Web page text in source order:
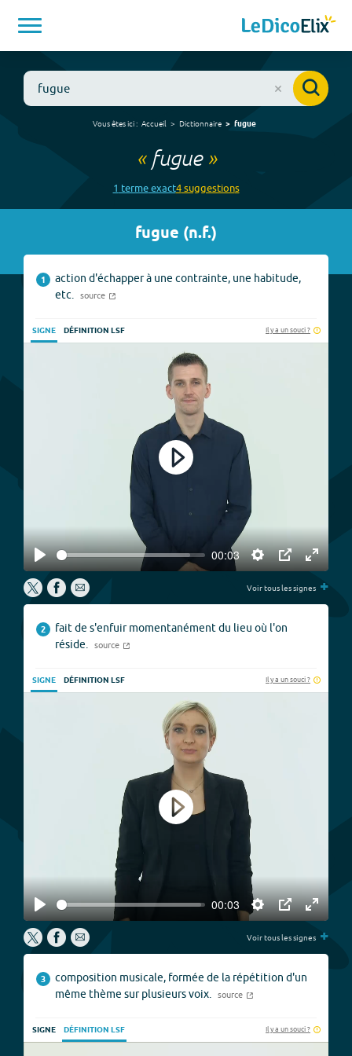
Vous êtes ici : Accueil Dictionnaire fugue
« fugue»
1 termeexact4suggestions
fugue (n.f.)
1
action d'échapper à une contrainte, une habitude,
etc.
source
SIGNE DÉFINITION LSF Il y a un souci ?
Play
00:03
Settings
PIP
Enter
Play
Voir tous les signes +
2
fait de s'enfuir momentanément du lieu où l'on
réside.
source
SIGNE DÉFINITION LSF Il y a un souci ?
Play
00:03
Settings
PIP
Enter
Play
Voir tous les signes +
3
composition musicale, formée de la répétition d'un
même thème sur plusieurs voix.
source
SIGNE DÉFINITION LSF Il y a un souci ?